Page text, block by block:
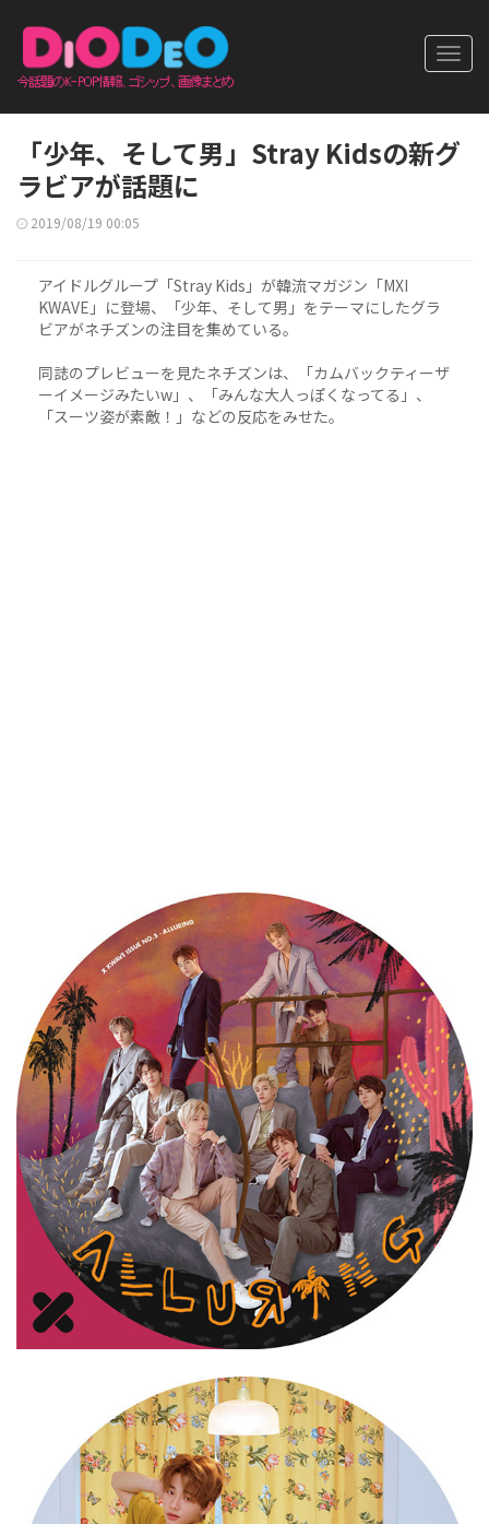
「少年、そして男」Stray Kidsの新グ
ラビアが話題に
2019/08/19 00:05
アイドルグループ「Stray Kids」が韓流マガジン「MXI
KWAVE」に登場、「少年、そして男」をテーマにしたグラ
ビアがネチズンの注目を集めている。
同誌のプレビューを見たネチズンは、「カムバックティーザ
ーイメージみたいw」、「みんな大人っぽくなってる」、
「スーツ姿が素敵！」などの反応をみせた。